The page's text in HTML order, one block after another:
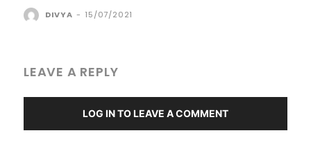
DIVYA - 15/07/2021
LEAVE A REPLY
LOG IN TO LEAVE A COMMENT